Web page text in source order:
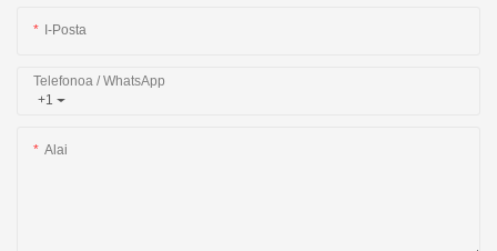
I-Posta
+1
Telefonoa / WhatsApp
Alai